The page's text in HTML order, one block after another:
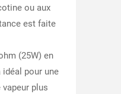
ou aux
est faite
(25W) en
pour une
vapeur plus